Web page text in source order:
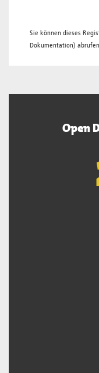
Sie können dieses
Dokumentation)
Open